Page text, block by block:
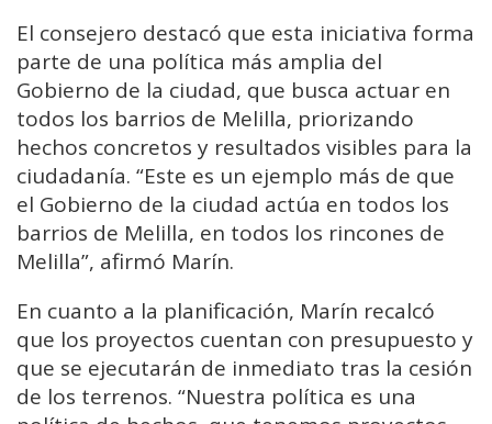
El consejero destacó que esta iniciativa forma
parte de una política más amplia del
Gobierno de la ciudad, que busca actuar en
todos los barrios de Melilla, priorizando
hechos concretos y resultados visibles para la
ciudadanía. “Este es un ejemplo más de que
el Gobierno de la ciudad actúa en todos los
barrios de Melilla, en todos los rincones de
Melilla”, afirmó Marín.
En cuanto a la planificación, Marín recalcó
que los proyectos cuentan con presupuesto y
que se ejecutarán de inmediato tras la cesión
de los terrenos. “Nuestra política es una